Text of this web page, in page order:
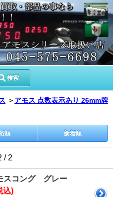
検索
＞ アモス 点数表示あり 26mm牌
順 新着順
/ 2
スコング グレー
込)